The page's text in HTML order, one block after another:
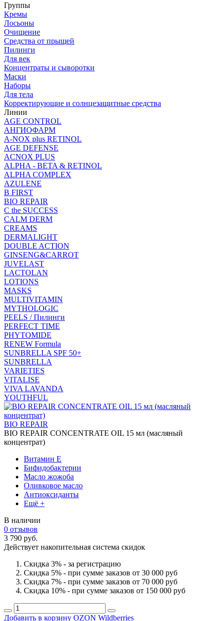
Группы
Кремы
Лосьоны
Очищение
Средства от прыщей
Пилинги
Для век
Концентраты и сыворотки
Маски
Наборы
Для тела
Корректирующие и солнцезащитные средства
Линии
AGE CONTROL
АНГИОФАРМ
A-NOX plus RETINOL
AGE DEFENSE
ACNOX PLUS
ALPHA - BETA & RETINOL
ALPHA COMPLEX
AZULENE
B FIRST
BIO REPAIR
C the SUCCESS
CALM DERM
CREAMS
DERMALIGHT
DOUBLE ACTION
GINSENG&CARROT
JUVELAST
LACTOLAN
LOTIONS
MASKS
MULTIVITAMIN
MYTHOLOGIC
PEELS / Пилинги
PERFECT TIME
PHYTOMIDE
RENEW Formula
SUNBRELLA SPF 50+
SUNBRELLA
VARIETIES
VITALISE
VIVA LAVANDA
YOUTHFUL
BIO REPAIR
BIO REPAIR CONCENTRATE OIL 15 мл (масляный
концентрат)
Витамин Е
Бифидобактерии
Масло жожоба
Оливковое масло
Антиоксиданты
Ещё +
В наличии
0 отзывов
3 790 руб.
Действует накопительная система скидок
Скидка 3% - за регистрацию
Скидка 5% - при сумме заказов от 30 000 руб
Скидка 7% - при сумме заказов от 70 000 руб
Скидка 10% - при сумме заказов от 150 000 руб
Добавить в корзину OZON Wildberries